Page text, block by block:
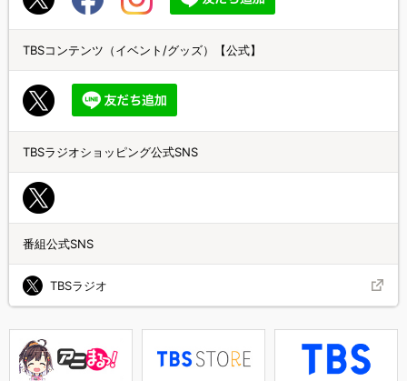
TBSコンテンツ（イベント/グッズ）【公式】
TBSラジオショッピング公式SNS
番組公式SNS
TBSラジオ